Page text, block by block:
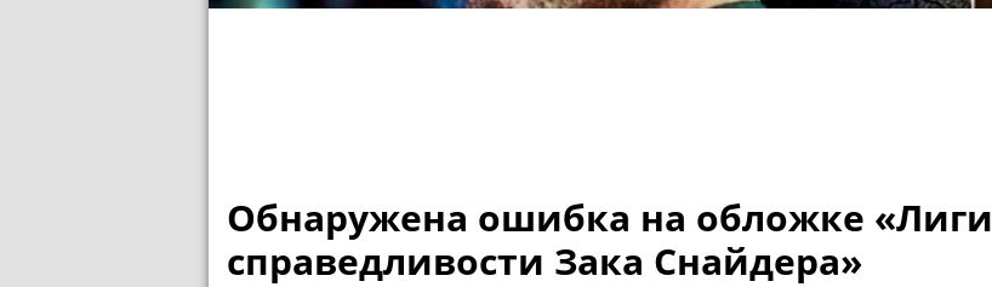
Обнаружена ошибка на обложке «Лиги
справедливости Зака Снайдера»